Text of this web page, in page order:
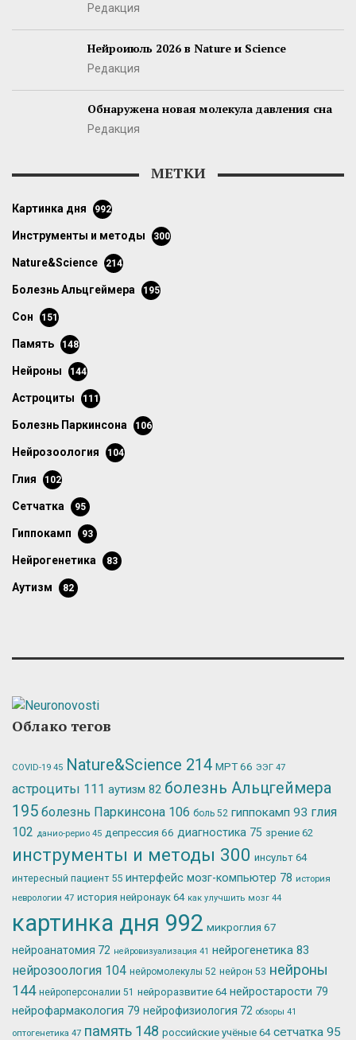
Редакция
Нейроиюль 2026 в Nature и Science
Редакция
Обнаружена новая молекула давления сна
Редакция
МЕТКИ
картинка дня 992
инструменты и методы 300
Nature&Science 214
болезнь Альцгеймера 195
сон 151
память 148
нейроны 144
астроциты 111
болезнь Паркинсона 106
нейрозоология 104
глия 102
сетчатка 95
гиппокамп 93
нейрогенетика 83
аутизм 82
Облако тегов
COVID-19 45 Nature&Science 214 МРТ66 ЭЭГ 47
астроциты 111 аутизм 82 болезнь Альцгеймера
195 болезнь Паркинсона 106 боль 52 гиппокамп 93 глия
102 данио-рерио 45 депрессия 66 диагностика 75 зрение 62
инструменты и методы 300 инсульт 64
интересный пациент 55 интерфейс мозг-компьютер 78 история
неврологии 47 история нейронаук 64 как улучшить мозг 44
картинка дня 992 микроглия 67
нейроанатомия 72 нейровизуализация 41 нейрогенетика 83
нейрозоология 104 нейромолекулы 52 нейрон 53 нейроны
144 нейроперсоналии 51 нейроразвитие 64 нейростарости 79
нейрофармакология 79 нейрофизиология 72 обзоры 41
оптогенетика 47 память 148 российские учёные 64 сетчатка 95